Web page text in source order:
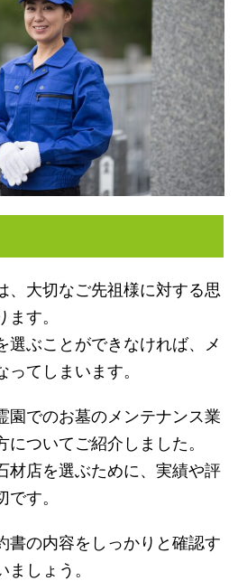
、大切なご先祖様に対する思
す。
選ぶことができなければ、メ
てしまいます。
園でのお墓のメンテナンス業
ついてご紹介しました。
材店を選ぶために、実績や評
す。
書の内容をしっかりと確認す
しょう。